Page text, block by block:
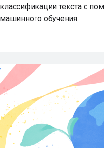
классификации текста с
машинного обучения.